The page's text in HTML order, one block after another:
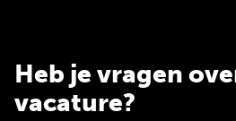
Heb je vragen
vacature?